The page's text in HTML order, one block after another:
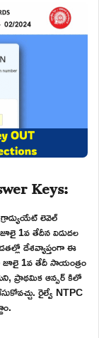
Keys:
లెవెల్
1వ తేదీన విడుదల
దేశవ్యాప్తంగా ఈ
1వ తేదీ సాయంత్రం
ప్రాథమిక ఆన్సర్ కిలో
రైల్వే NTPC